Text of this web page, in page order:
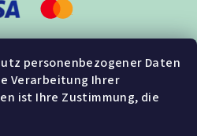
personenbezogener Daten
Verarbeitung Ihrer
ist Ihre Zustimmung, die